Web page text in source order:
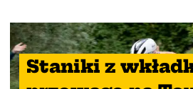
Staniki z